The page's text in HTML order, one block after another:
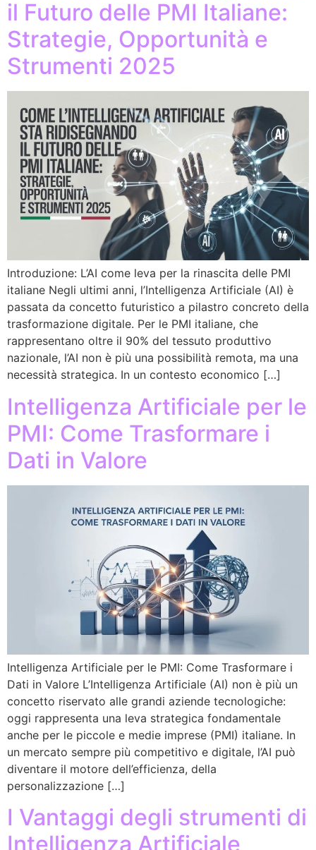
il Futuro delle PMI Italiane:
Strategie, Opportunità e
Strumenti 2025
Introduzione: L’AI come leva per la rinascita delle PMI
italiane Negli ultimi anni, l’Intelligenza Artificiale (AI) è
passata da concetto futuristico a pilastro concreto della
trasformazione digitale. Per le PMI italiane, che
rappresentano oltre il 90% del tessuto produttivo
nazionale, l’AI non è più una possibilità remota, ma una
necessità strategica. In un contesto economico […]
Intelligenza Artificiale per le
PMI: Come Trasformare i
Dati in Valore
Intelligenza Artificiale per le PMI: Come Trasformare i
Dati in Valore L’Intelligenza Artificiale (AI) non è più un
concetto riservato alle grandi aziende tecnologiche:
oggi rappresenta una leva strategica fondamentale
anche per le piccole e medie imprese (PMI) italiane. In
un mercato sempre più competitivo e digitale, l’AI può
diventare il motore dell’efficienza, della
personalizzazione […]
I Vantaggi degli strumenti di
Intelligenza Artificiale